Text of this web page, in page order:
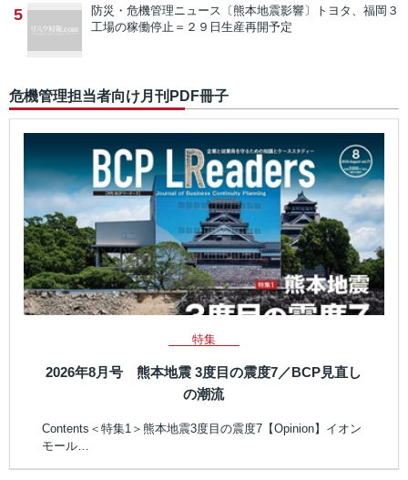
5 防災・危機管理ニュース 〔熊本地震影響〕トヨタ、福岡３
工場の稼働停止＝２９日生産再開予定
危機管理担当者向け月刊PDF冊子
特集
2026年8月号 熊本地震 3度目の震度7／BCP見直し
の潮流
Contents＜特集1＞熊本地震3度目の震度7【Opinion】イオン
モール…